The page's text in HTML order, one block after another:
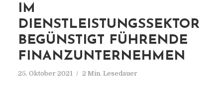
IM
DIENSTLEISTUNGSSEKTOR
BEGÜNSTIGT FÜHRENDE
FINANZUNTERNEHMEN
25. Oktober 2021 2 Min. Lesedauer